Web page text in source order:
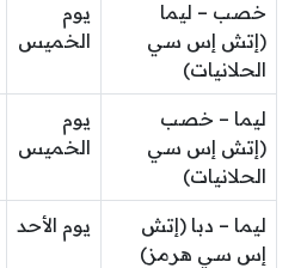
خصب – ليما
(إتش إس سي
الحلانيات)
يوم
الخميس
ليما – خصب
(إتش إس سي
الحلانيات)
يوم
الخميس
ليما – دبا (إتش
إس سي هرمز)
يوم الأحد